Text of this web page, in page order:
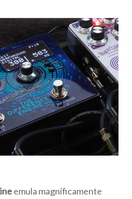
emula magníficamente